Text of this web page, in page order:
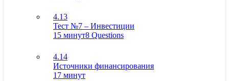
4.13
Тест №7 – Инвестиции
15 минут8 Questions
4.14
Источники финансирования
17 минут